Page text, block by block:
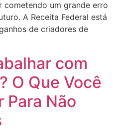
cometendo um grande erro
A Receita Federal está
de criadores de
com
O Que Você
Para Não